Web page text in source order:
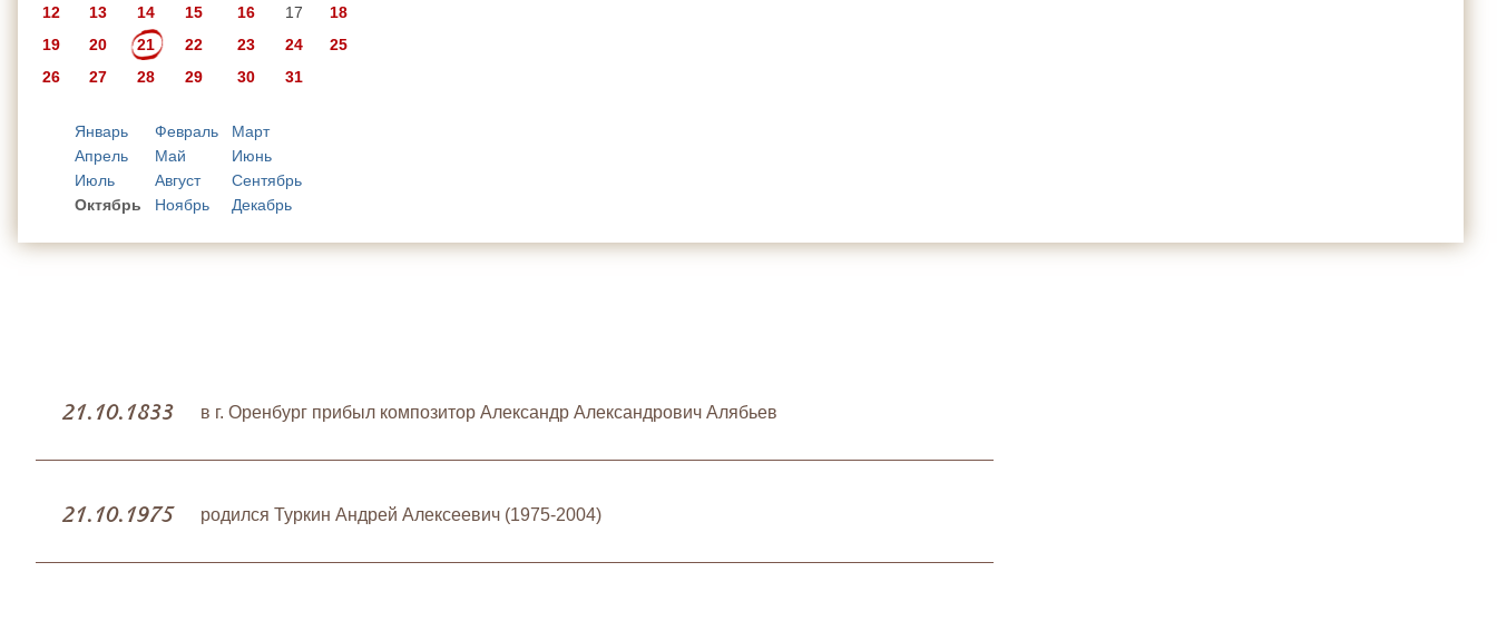
12
13 14 15 16 17
18
19
20 21 22 23 24
25
26
27 28 29 30 31
Январь Февраль
Март
Апрель
Май
Июнь
Июль
Август
Сентябрь
Октябрь
Ноябрь Декабрь
21.10.1833 в г. Оренбург прибыл композитор Александр Александрович Алябьев
21.10.1975 родился Туркин Андрей Алексеевич (1975-2004)